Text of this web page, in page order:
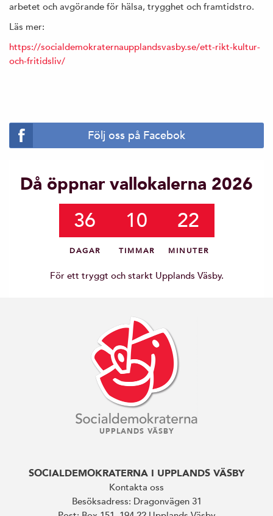
arbetet och avgörande för hälsa, trygghet och framtidstro.
Läs mer:
https://socialdemokraternaupplandsvasby.se/ett-rikt-kultur-
och-fritidsliv/
Följ oss på Facebok
Då öppnar vallokalerna 2026
36 10 22
DAGAR TIMMAR MINUTER
För ett tryggt och starkt Upplands Väsby.
UPPLANDS VÄSBY
SOCIALDEMOKRATERNA I UPPLANDS VÄSBY
Kontakta oss
Besöksadress: Dragonvägen 31